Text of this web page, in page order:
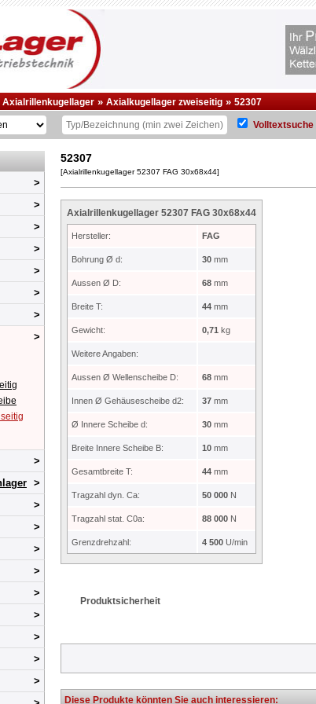
Axialrillenkugellager » Axialkugellager zweiseitig » 52307
Volltextsuche
52307
[Axialrillenkugellager 52307 FAG 30x68x44]
Axialrillenkugellager 52307 FAG 30x68x44
Hersteller: FAG
Bohrung Ø d: 30 mm
Aussen Ø D: 68 mm
Breite T: 44 mm
Gewicht: 0,71 kg
Weitere Angaben:
Aussen Ø Wellenscheibe D: 68 mm
Innen Ø Gehäusescheibe d2: 37 mm
Ø Innere Scheibe d: 30 mm
Breite Innere Scheibe B: 10 mm
Gesamtbreite T: 44 mm
Tragzahl dyn. Ca: 50 000 N
Tragzahl stat. C0a: 88 000 N
Grenzdrehzahl: 4 500 U/min
Produktsicherheit
Diese Produkte könnten Sie auch interessieren: